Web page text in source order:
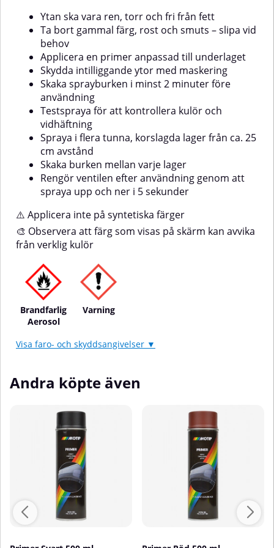
visas på skärm kan avvika från
verklig kulör
Ytan ska vara ren, torr och fri från fett
Ta bort gammal färg, rost och smuts – slipa vid
behov
Applicera en primer anpassad till underlaget
Skydda intilliggande ytor med maskering
Skaka sprayburken i minst 2 minuter före
användning
Testspraya för att kontrollera kulör och
vidhäftning
Spraya i flera tunna, korslagda lager från ca. 25
cm avstånd
Skaka burken mellan varje lager
Rengör ventilen efter användning genom att
spraya upp och ner i 5 sekunder
⚠️ Applicera inte på syntetiska färger
🎨 Observera att färg som visas på skärm kan avvika
från verklig kulör
Brandfarlig
Aerosol
Varning
Visa faro- och skyddsangivelser ▼
Andra köpte även